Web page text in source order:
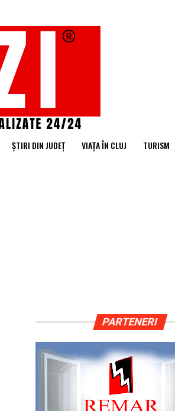
ȘTIRI DIN JUDEȚ VIAȚA ÎN CLUJ TURISM
PARTENERI